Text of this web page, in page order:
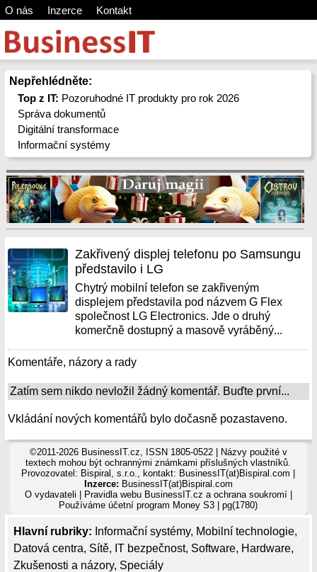
O nás Inzerce Kontakt
Nepřehlédněte:
Top z IT: Pozoruhodné IT produkty pro rok 2026
Správa dokumentů
Digitální transformace
Informační systémy
Hlavní rubriky: Informační systémy, Mobilní technologie,
Datová centra, Sítě, IT bezpečnost, Software, Hardware,
Zkušenosti a názory, Speciály
Zakřivený displej telefonu po Samsungu
představilo i LG
Chytrý mobilní telefon se zakřiveným
displejem představila pod názvem G Flex
společnost LG Electronics. Jde o druhý
komerčně dostupný a masově vyráběný...
Komentáře, názory a rady
Zatím sem nikdo nevložil žádný komentář. Buďte první...
Vkládání nových komentářů bylo dočasně pozastaveno.
©2011-2026 BusinessIT.cz, ISSN 1805-0522 | Názvy použité v
textech mohou být ochrannými známkami příslušných vlastníků.
Provozovatel: Bispiral, s.r.o., kontakt: BusinessIT(at)Bispiral.com |
Inzerce: BusinessIT(at)Bispiral.com
O vydavateli
Pravidla webu BusinessIT.cz a ochrana soukromí|
Používámeúčetní program Money S3 | pg(1780)